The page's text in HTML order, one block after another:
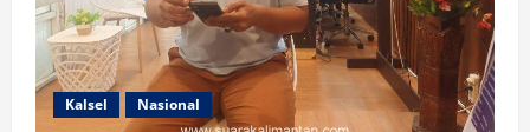
Kalsel Nasional